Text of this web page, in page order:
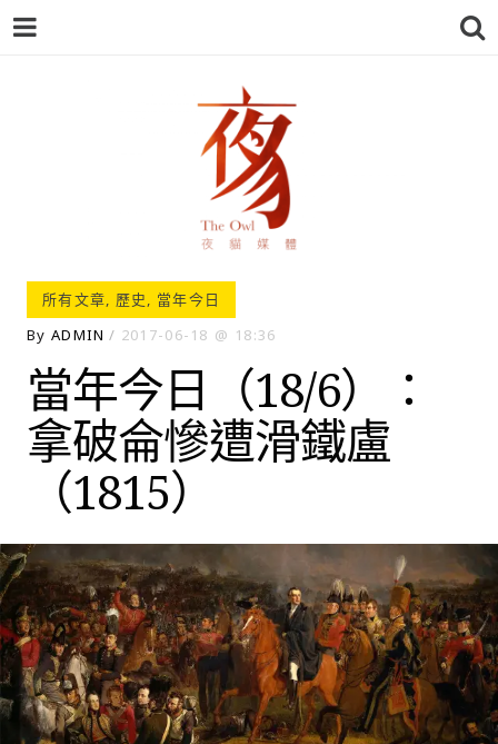
夜貓-THEOWL
所有文章, 歷史, 當年今日
By ADMIN 2017-06-18 18:36
當年今日（18/6）：
拿破侖慘遭滑鐵盧
（1815）